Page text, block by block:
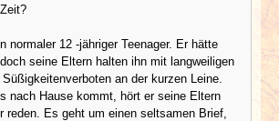
normaler 12 -jähriger Teenager. Er hätte
seine Eltern halten ihn mit langweiligen
an der kurzen Leine.
nach Hause kommt, hört er seine Eltern
reden. Es geht um einen seltsamen Brief,